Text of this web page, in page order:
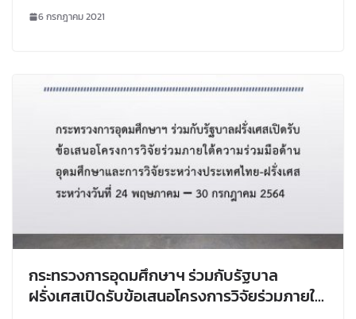
จัดการความรู้การวิจัยและถ่ายทอดเพื่อการไปใช้
6 กรกฎาคม 2021
กระทรวงการอุดมศึกษาฯ ร่วมกับรัฐบาล
ฝรั่งเศสเปิดรับข้อเสนอโครงการวิจัยร่วมภายใต้